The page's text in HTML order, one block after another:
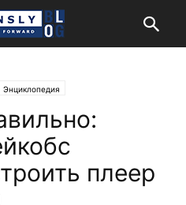
Энциклопедия
плеер